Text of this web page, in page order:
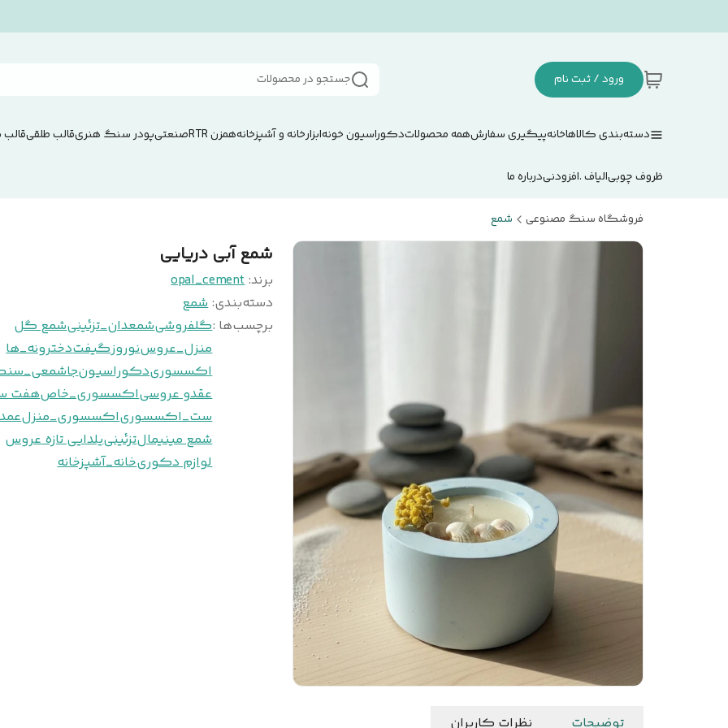
ورود / ثبت نام جستجو در محصولات
دسته‌بندی کالاهاخانهپیگیری سفارشهمه محصولاتدکوراسیون خونهابزارخانه و آشپزخانههمزن RTRصنعتی پودر سنگ هنریقالب طلقی
ظروف چوبیالیاف .افزودنیدرباره ما
فروشگاه سنگ مصنوعی شمع
شمع آبی دریایی
برند:opal_cement
دسته‌بندی:شمع
برچسب‌ها :گلفروشیشمعدان_تزئینیشمع گل
منزل_عروسنوروزگیفتدخترونه_ها
اکسسوریدکوراسیون
عقدو عروسیاکسسوری_خاصهفت
ست_اکسسوریاکسسوری_منزل
شمع مینیمالتزئینییلدایی تازه عروس
لوازم دکوریخانه_آشپزخانه
توضیحات نظرات کاربران